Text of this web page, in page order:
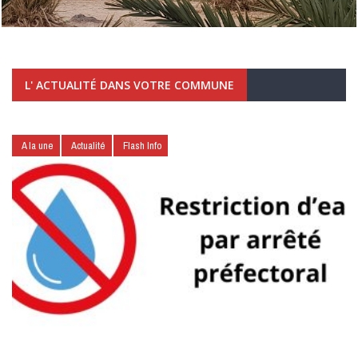
L' ACTUALITÉ DANS VOTRE COMMUNE
A la une Actualité Flash Info